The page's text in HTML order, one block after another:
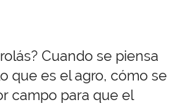
Cuando se piensa
que es el agro, cómo se
campo para que el